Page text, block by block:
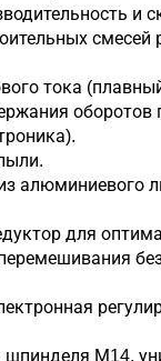
и
смесей
тока
оборотов
алюминиевого
для
шпинделя М14,